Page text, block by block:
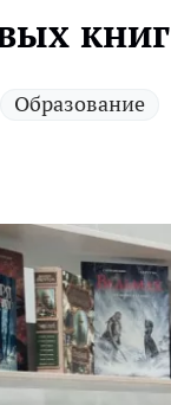
книг
Образование